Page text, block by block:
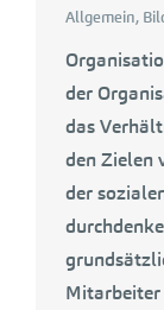
Allgemein,
der
das
den Zielen
der
Mitarbeiter